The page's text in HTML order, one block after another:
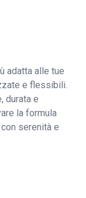
adatta alle tue
e flessibili.
durata e
la formula
serenità e